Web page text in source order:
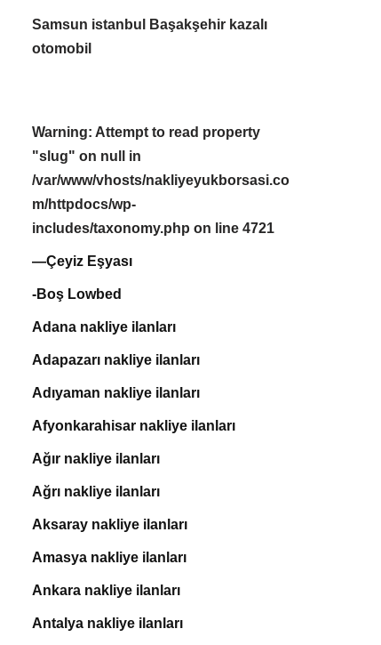
Samsun istanbul Başakşehir kazalı
otomobil
Warning: Attempt to read property
"slug" on null in
/var/www/vhosts/nakliyeyukborsasi.co
m/httpdocs/wp-
includes/taxonomy.php on line 4721
—Çeyiz Eşyası
-Boş Lowbed
Adana nakliye ilanları
Adapazarı nakliye ilanları
Adıyaman nakliye ilanları
Afyonkarahisar nakliye ilanları
Ağır nakliye ilanları
Ağrı nakliye ilanları
Aksaray nakliye ilanları
Amasya nakliye ilanları
Ankara nakliye ilanları
Antalya nakliye ilanları